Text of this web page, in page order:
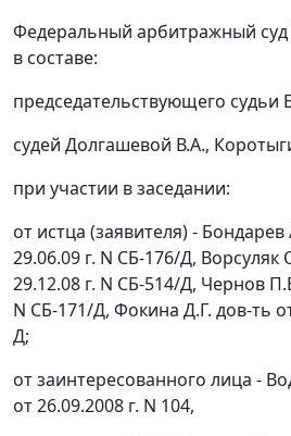
Федеральный арбитражный суд
в составе:
председательствующего
судей Долгашевой В.А.,
при участии в заседании:
от истца (заявителя) -
29.06.09 г. N СБ-176/Д, Ворсуляк
29.12.08 г. N СБ-514/Д, Чернов
N СБ-171/Д, Фокина Д.Г. дов-ть
Д;
от заинтересованного лица -
от 26.09.2008 г. N 104,